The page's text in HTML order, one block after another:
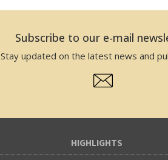
3.5 Online ügyintézéshez
4. A kezelt adatok tervezett
5. Az adatkezelés célja, módja
5.1 Általános adatkezelési
8.1 Tájékoztatáshoz való jog
Subscribe to our e-mail
Stay updated on the latest news and
HIGHLIGHTS